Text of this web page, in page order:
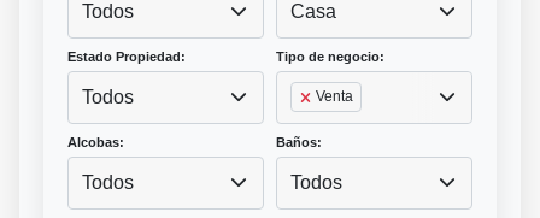
Todos Casa
Estado Propiedad:
Todos
Tipo de negocio:
Venta
Alcobas:
Todos
Baños:
Todos